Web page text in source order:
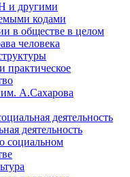
и другими
кодами
в обществе в целом
человека
практическое
А.Сахарова
деятельность
деятельность
социальном